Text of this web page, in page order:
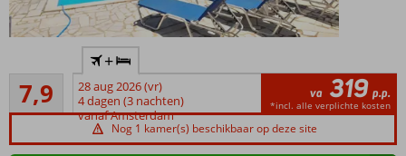
Direct aan
zandstrand
Kleinschalige
accommodatie
in Griekse stijl
7,9
80
beoordelingen
+
28 aug 2026 (vr)
4 dagen (3 nachten)
vanaf Amsterdam
va 319 p.p.
*incl. alle verplichte kosten
Nog 1 kamer(s) beschikbaar op deze site